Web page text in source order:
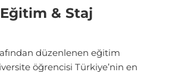
& Staj
düzenlenen eğitim
öğrencisi Türkiye’nin en